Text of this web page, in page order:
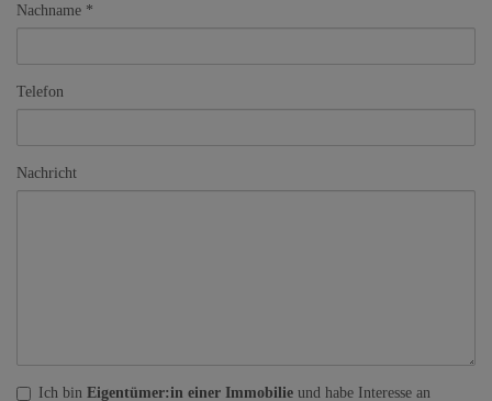
Nachname
Telefon
Nachricht
Ich bin Eigentümer:in einer Immobilie und habe Interesse an